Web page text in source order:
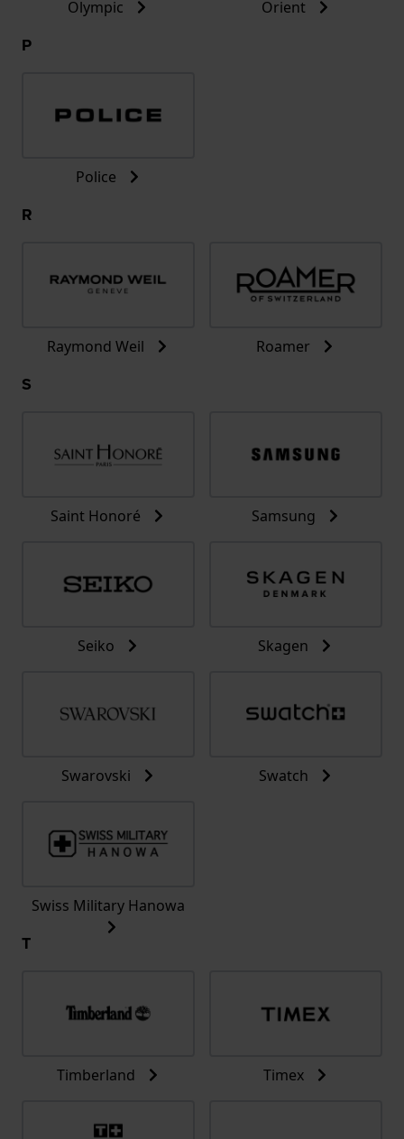
Olympic Orient
P
Police
R
Raymond Weil Roamer
S
Saint Honoré Samsung
Seiko Skagen
Swarovski Swatch
Swiss Military Hanowa
T
Timberland Timex